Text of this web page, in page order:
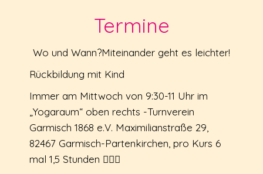
Termine
Wo und Wann?Miteinander geht es leichter!
Rückbildung mit Kind
Immer am Mittwoch von 9:30-11 Uhr im
„Yogaraum“ oben rechts -Turnverein
Garmisch 1868 e.V. Maximilianstraße 29,
82467 Garmisch-Partenkirchen, pro Kurs 6
mal 1,5 Stunden 🤸🏻‍♀️